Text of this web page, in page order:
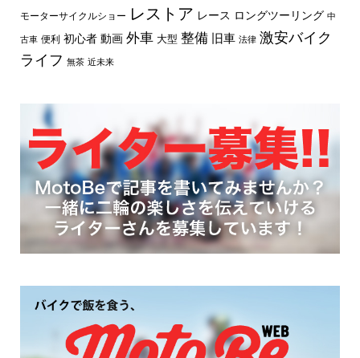
モーターサイクルショー レストア レース ロングツーリング 中
古車 便利 初心者 動画 外車 大型 整備 旧車 法律 激安バイク
ライフ 無茶 近未来